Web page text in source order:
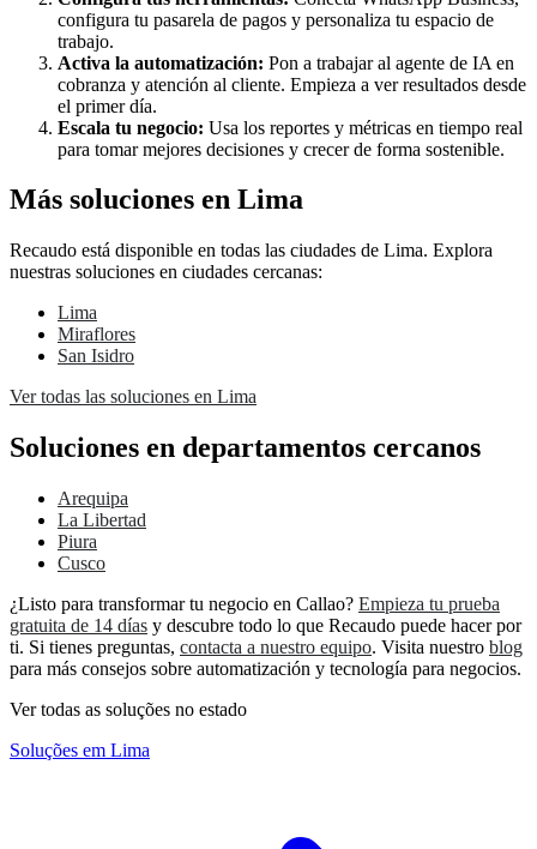
configura tu pasarela de pagos y personaliza tu espacio de
trabajo.
Activa la automatización: Pon a trabajar al agente de IA en
cobranza y atención al cliente. Empieza a ver resultados desde
el primer día.
Escala tu negocio: Usa los reportes y métricas en tiempo real
para tomar mejores decisiones y crecer de forma sostenible.
Más soluciones en Lima
Recaudo está disponible en todas las ciudades de Lima. Explora
nuestras soluciones en ciudades cercanas:
Lima
Miraflores
San Isidro
Ver todas las soluciones en Lima
Soluciones en departamentos cercanos
Arequipa
La Libertad
Piura
Cusco
¿Listo para transformar tu negocio en Callao? Empieza tu prueba
gratuita de 14 días y descubre todo lo que Recaudo puede hacer por
ti. Si tienes preguntas, contacta a nuestro equipo. Visita nuestro blog
para más consejos sobre automatización y tecnología para negocios.
Ver todas as soluções no estado
Soluções em Lima